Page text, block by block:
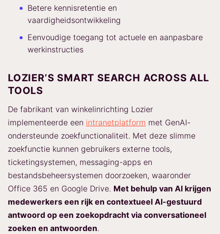
Betere kennisretentie en
vaardigheidsontwikkeling
Eenvoudige toegang tot actuele en aanpasbare
werkinstructies
LOZIER’S SMART SEARCH ACROSS ALL
TOOLS
De fabrikant van winkelinrichting Lozier
implementeerde een intranetplatform met GenAI-
ondersteunde zoekfunctionaliteit. Met deze slimme
zoekfunctie kunnen gebruikers externe tools,
ticketingsystemen, messaging-apps en
bestandsbeheersystemen doorzoeken, waaronder
Office 365 en Google Drive. Met behulp van AI krijgen
medewerkers een rijk en contextueel AI-gestuurd
antwoord op een zoekopdracht via conversationeel
zoeken en antwoorden.